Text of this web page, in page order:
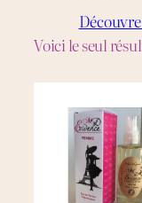
Voici le seul